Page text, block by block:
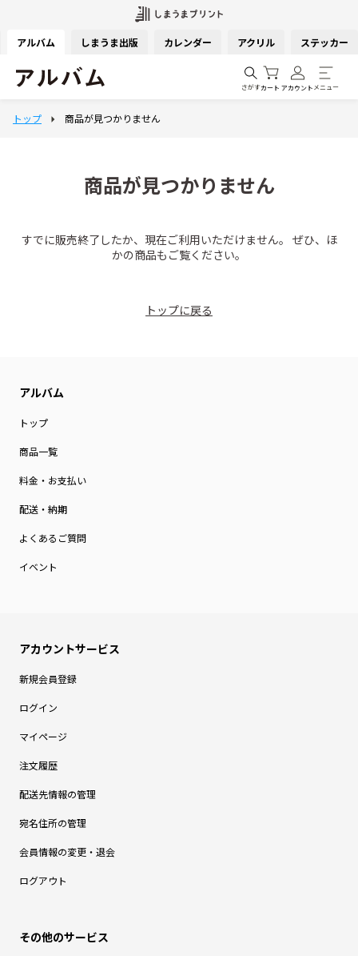
アルバム しまうま出版 カレンダー アクリル ステッカー
さがすカート アカウント メニュー
商品が見つかりません
すでに販売終了したか、現在ご利用いただけません。 ぜひ、ほ
かの商品もご覧ください。
トップに戻る
トップ
商品一覧
料金・お支払い
配送・納期
よくあるご質問
イベント
新規会員登録
ログイン
マイページ
注文履歴
配送先情報の管理
宛名住所の管理
会員情報の変更・退会
ログアウト